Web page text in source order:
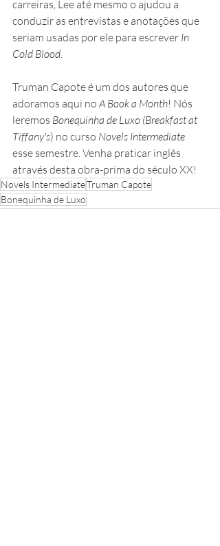
carreiras, Lee até mesmo o ajudou a
conduzir as entrevistas e anotações que
seriam usadas por ele para escrever In
Cold Blood.
Truman Capote é um dos autores que
adoramos aqui no A Book a Month! Nós
leremos Bonequinha de Luxo (Breakfast at
Tiffany's) no curso Novels Intermediate
esse semestre. Venha praticar inglês
através desta obra-prima do século XX!
Novels IntermediateTruman Capote
Bonequinha de Luxo